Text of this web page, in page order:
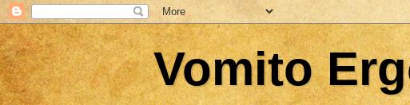
Vomito